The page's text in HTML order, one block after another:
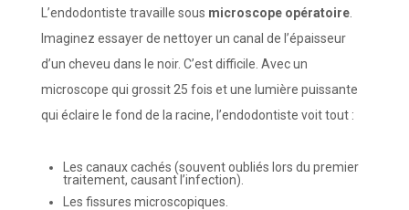
L’endodontiste travaille sous microscope opératoire
Imaginez essayer de nettoyer un canal de l’épaisseur
d’un cheveu dans le noir. C’est difficile. Avec un
microscope qui grossit 25 fois et une lumière puissante
qui éclaire le fond de la racine, l’endodontiste voit tout :
Les canaux cachés (souvent oubliés lors du premier
traitement, causant l’infection).
Les fissures microscopiques.